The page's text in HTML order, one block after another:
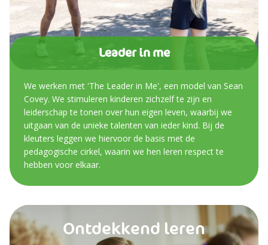
Leader in me
We werken met 'The Leader in Me', een model van Sean
Covey. We stimuleren kinderen zichzelf te zijn en
leiderschap te tonen over hun eigen leven, waarbij we
uitgaan van de unieke talenten van ieder kind. Bij de
kleuters leggen we hiervoor de basis met de
pedagogische cirkel, waarin we hen leren respect te
hebben voor elkaar.
Ontdekkend leren